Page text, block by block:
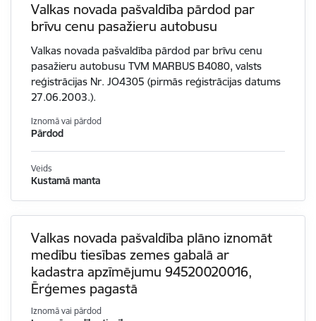
Valkas novada pašvaldība pārdod par
brīvu cenu pasažieru autobusu
Valkas novada pašvaldība pārdod par brīvu cenu
pasažieru autobusu TVM MARBUS B4080, valsts
reģistrācijas Nr. JO4305 (pirmās reģistrācijas datums
27.06.2003.).
Iznomā vai pārdod
Pārdod
Veids
Kustamā manta
Valkas novada pašvaldība plāno iznomāt
medību tiesības zemes gabalā ar
kadastra apzīmējumu 94520020016,
Ērģemes pagastā
Iznomā vai pārdod